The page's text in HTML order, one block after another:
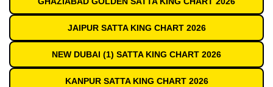
JAIPUR SATTA KING CHART 2026
NEW DUBAI (1) SATTA KING CHART 2026
KANPUR SATTA KING CHART 2026